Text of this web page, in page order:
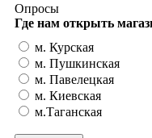
Опросы
Где нам открыть
м. Курская
м. Пушкинская
м. Павелецкая
м. Киевская
м.Таганская